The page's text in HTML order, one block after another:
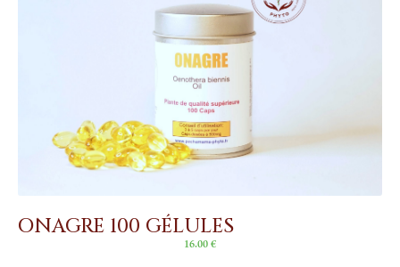
ONAGRE 100 GÉLULES
16.00 €